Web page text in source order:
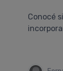
Conocé